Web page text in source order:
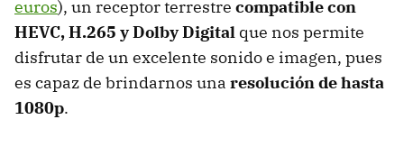
euros), un receptor terrestre compatible con
HEVC, H.265 y Dolby Digital que nos permite
disfrutar de un excelente sonido e imagen, pues
es capaz de brindarnos una resolución de hasta
1080p.